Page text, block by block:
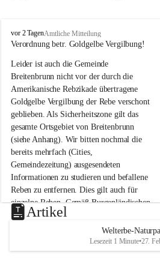
B
r
i
t
e
n
b
r
u
n
n
a
m
N
e
u
s
d
vor 2 TagenAmtliche Mitteilung
Verordnung betr. Goldgelbe Vergilbung!
Leider ist auch die Gemeinde
Breitenbrunn nicht vor der durch die
Amerikanische Rebzikade übertragene
Goldgelbe Vergilbung der Rebe verschont
geblieben. Als Sicherheitszone gilt das
gesamte Ortsgebiet von Breitenbrunn
(siehe Anhang). Wir bitten nochmal die
bereits mehrfach (Cities,
Gemeindezeitung) ausgesendeten
Informationen zu studieren und befallene
Reben zu entfernen. Dies gilt auch für
einzelne Reben. Gemäß Burgenländischen
Weinbaugesetz sind nicht gepflegte oder
unzulässige Weingärten zu roden! Bitte
helfen wir zusammen um unsere Winzer
vor den prognostizierten Ernteausfällen
Artikel
Welterbe-
Lesezeit 1 Minute•27.